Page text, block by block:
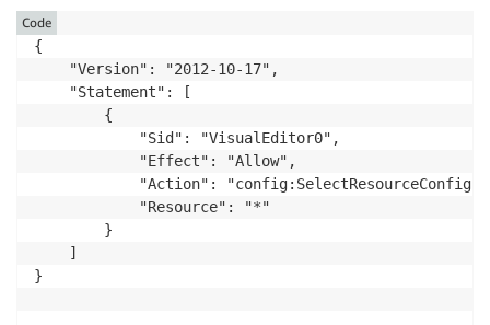
{
    "Version": "2012-10-17",
    "Statement": [
        {
            "Sid": "VisualEditor0",
            "Effect": "Allow",
            "Action": "config:SelectResourceConfig",
            "Resource": "*"
        }
    ]
}
Code